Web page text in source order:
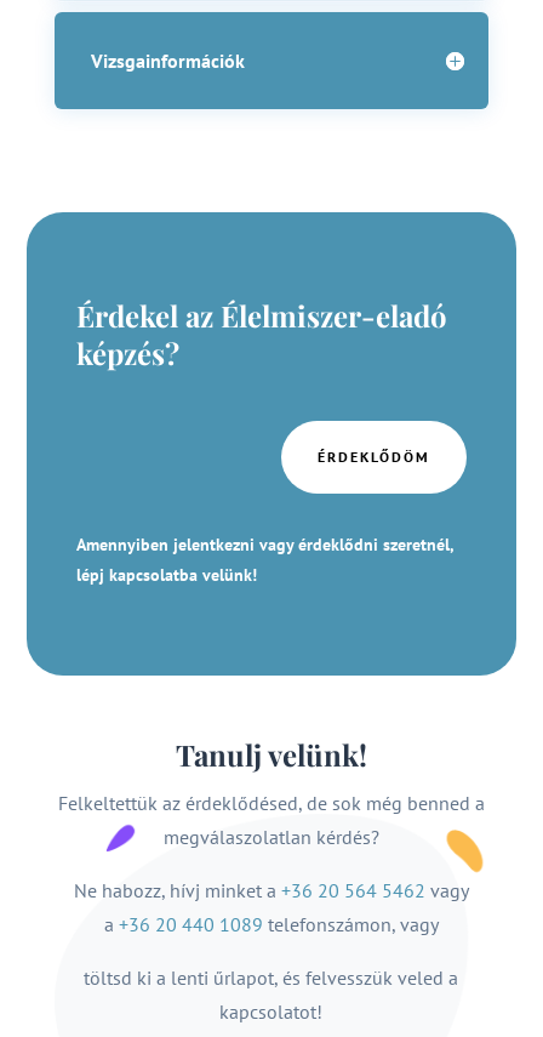
Vizsgainformációk
Érdekel az Élelmiszer-eladó
képzés?
ÉRDEKLŐDÖM
Amennyiben jelentkezni vagy érdeklődni szeretnél,
lépj kapcsolatba velünk!
Tanulj velünk!
Felkeltettük az érdeklődésed, de sok még benned a
megválaszolatlan kérdés?
Ne habozz, hívj minket a +36 20 564 5462 vagy
a +36 20 440 1089 telefonszámon, vagy
töltsd ki a lenti űrlapot, és felvesszük veled a
kapcsolatot!